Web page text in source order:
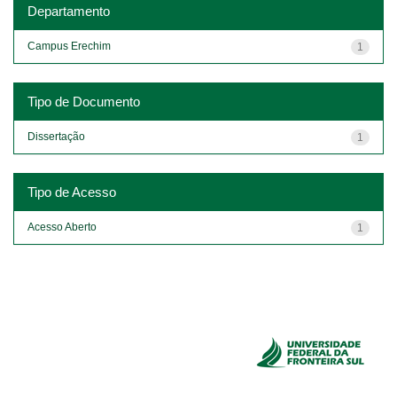
Departamento
1
Campus Erechim
Tipo de Documento
1
Dissertação
Tipo de Acesso
1
Acesso Aberto